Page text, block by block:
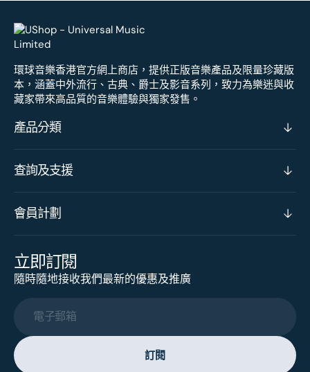
環球音樂香港官方網上商店，提供正版音樂產品及限量珍藏版
本，涵蓋中外流行、古典、爵士及影音系列，致力為樂迷與收
藏家帶來高品質的音樂體驗與獨家發售。
產品分類
查詢及支援
會員計劃
立即訂閱
隨時隨地接收我們最新的優惠及推廣
電子郵箱
訂閱